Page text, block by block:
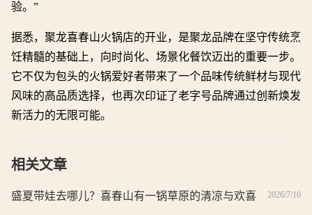
验。”
据悉，聚龙喜春山火锅店的开业，是聚龙品牌在坚守传统烹
饪精髓的基础上，向时尚化、场景化餐饮迈出的重要一步。
它不仅为包头的火锅爱好者带来了一个品味传统鲜材与现代
风味的高品质选择，也再次印证了老字号品牌通过创新焕发
新活力的无限可能。
相关文章
盛夏带娃去哪儿？喜春山有一锅草原的清凉与欢喜 2026/7/10